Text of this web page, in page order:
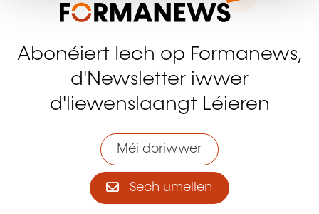
Abonéiert Iech op Formanews,
d'Newsletter iwwer
d'liewenslaangt Léieren
Méi doriwwer
Sech umellen